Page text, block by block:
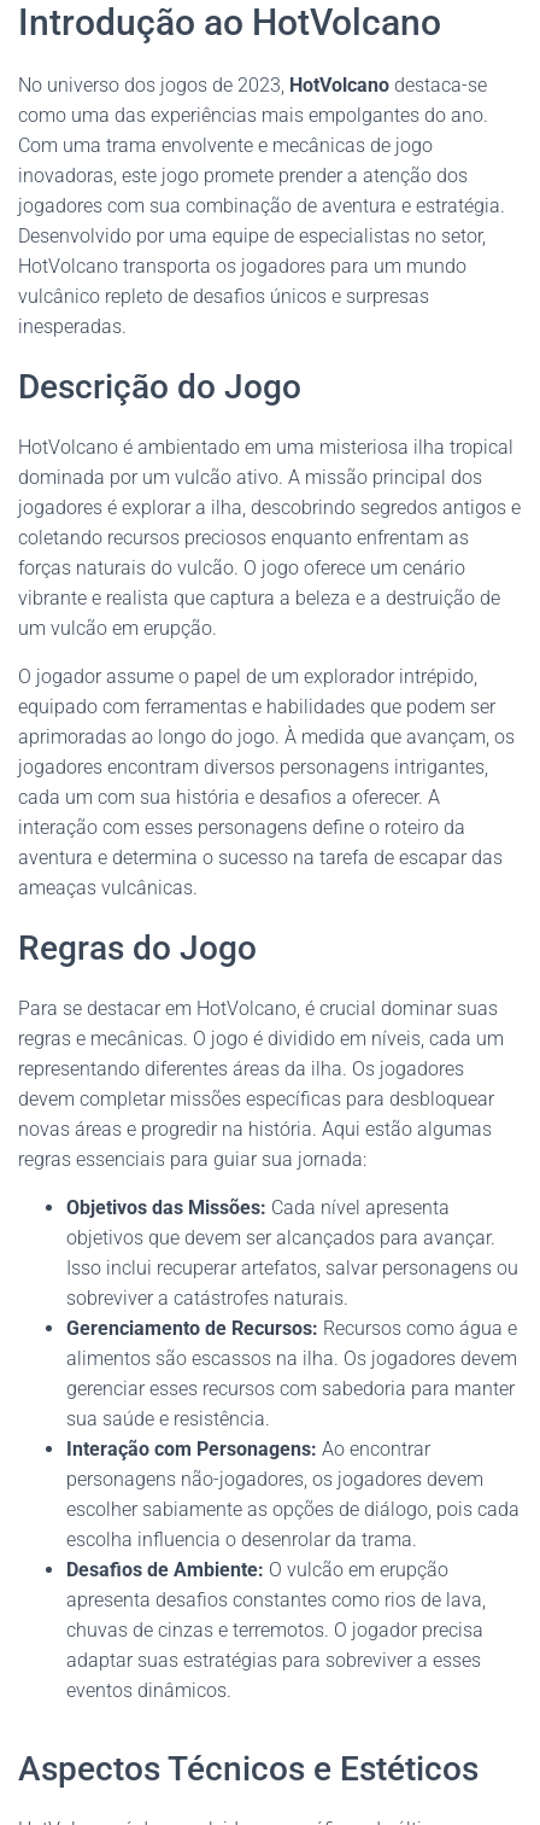
Introdução ao HotVolcano
No universo dos jogos de 2023, HotVolcano destaca-se
como uma das experiências mais empolgantes do ano.
Com uma trama envolvente e mecânicas de jogo
inovadoras, este jogo promete prender a atenção dos
jogadores com sua combinação de aventura e estratégia.
Desenvolvido por uma equipe de especialistas no setor,
HotVolcano transporta os jogadores para um mundo
vulcânico repleto de desafios únicos e surpresas
inesperadas.
Descrição do Jogo
HotVolcano é ambientado em uma misteriosa ilha tropical
dominada por um vulcão ativo. A missão principal dos
jogadores é explorar a ilha, descobrindo segredos antigos e
coletando recursos preciosos enquanto enfrentam as
forças naturais do vulcão. O jogo oferece um cenário
vibrante e realista que captura a beleza e a destruição de
um vulcão em erupção.
O jogador assume o papel de um explorador intrépido,
equipado com ferramentas e habilidades que podem ser
aprimoradas ao longo do jogo. À medida que avançam, os
jogadores encontram diversos personagens intrigantes,
cada um com sua história e desafios a oferecer. A
interação com esses personagens define o roteiro da
aventura e determina o sucesso na tarefa de escapar das
ameaças vulcânicas.
Regras do Jogo
Para se destacar em HotVolcano, é crucial dominar suas
regras e mecânicas. O jogo é dividido em níveis, cada um
representando diferentes áreas da ilha. Os jogadores
devem completar missões específicas para desbloquear
novas áreas e progredir na história. Aqui estão algumas
regras essenciais para guiar sua jornada:
Objetivos das Missões: Cada nível apresenta
objetivos que devem ser alcançados para avançar.
Isso inclui recuperar artefatos, salvar personagens ou
sobreviver a catástrofes naturais.
Gerenciamento de Recursos: Recursos como água e
alimentos são escassos na ilha. Os jogadores devem
gerenciar esses recursos com sabedoria para manter
sua saúde e resistência.
Interação com Personagens: Ao encontrar
personagens não-jogadores, os jogadores devem
escolher sabiamente as opções de diálogo, pois cada
escolha influencia o desenrolar da trama.
Desafios de Ambiente: O vulcão em erupção
apresenta desafios constantes como rios de lava,
chuvas de cinzas e terremotos. O jogador precisa
adaptar suas estratégias para sobreviver a esses
eventos dinâmicos.
Aspectos Técnicos e Estéticos